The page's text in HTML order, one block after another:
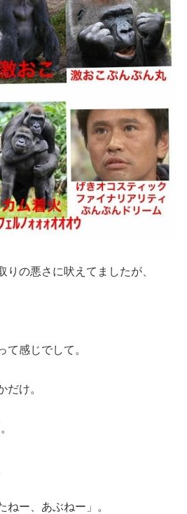
りの悪さに吠えてましたが、
て感じでして。
だけ。
ねー、あぶねー」。